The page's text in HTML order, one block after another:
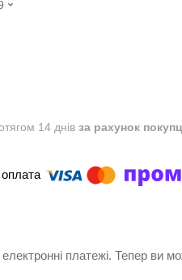
14 днів за рахунок
електронні платежі. Тепер ви